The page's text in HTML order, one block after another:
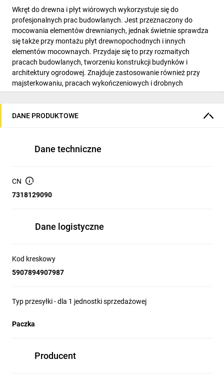
Wkręt do drewna i płyt wiórowych wykorzystuje się do
profesjonalnych prac budowlanych. Jest przeznaczony do
mocowania elementów drewnianych, jednak świetnie sprawdza
się także przy montażu płyt drewnopochodnych i innych
elementów mocownaych. Przydaje się to przy rozmaitych
pracach budowlanych, tworzeniu konstrukcji budynków i
architektury ogrodowej. Znajduje zastosowanie również przy
majsterkowaniu, pracach wykończeniowych i drobnych
naprawach.
Wkręt hartowany WHT ma konstrukcję, która wpływa na
wkręta zapobiega pękaniu drewna, a łeb po wkręceniu licuje się z
ostre zakończenie ze specjalnym frezem rozwiercającym
drewna
falisty profil zwojów gwintu przyśpiesza wkręcanie,
działanie wkrętarki akumulatorowej)
przestrzeń dla walcowego trzpienia, ułatwiając i
wkręcanie
DANE PRODUKTOWE
Dane techniczne
CN
7318129090
Dane logistyczne
Kod kreskowy
5907894907987
Typ przesyłki - dla 1 jednostki sprzedażowej
Paczka
Producent